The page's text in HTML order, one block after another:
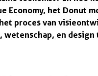
Economy, het Donut
proces van
en design